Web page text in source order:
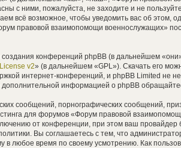
с ними, пожалуйста, не заходите и не
всё возможное, чтобы уведомить вас об этом,
правовой взаимопомощи военнослужащих»
конференций phpBB (в дальнейшем
v2» (в дальнейшем «GPL»). Скачать его
интернет-конференций, и phpBB Limited не
информацией о phpBB
сообщений, порнографических сообщений,
для форумов «Форум правовой
от конференции, при этом ваш провайдер
Вы соглашаетесь с тем, что
любое время по своему усмотрению. Как